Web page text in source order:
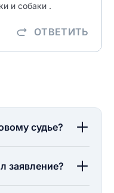
и собаки .
ОТВЕТИТЬ
судье?
заявление?